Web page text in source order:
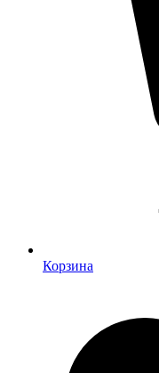
Корзина